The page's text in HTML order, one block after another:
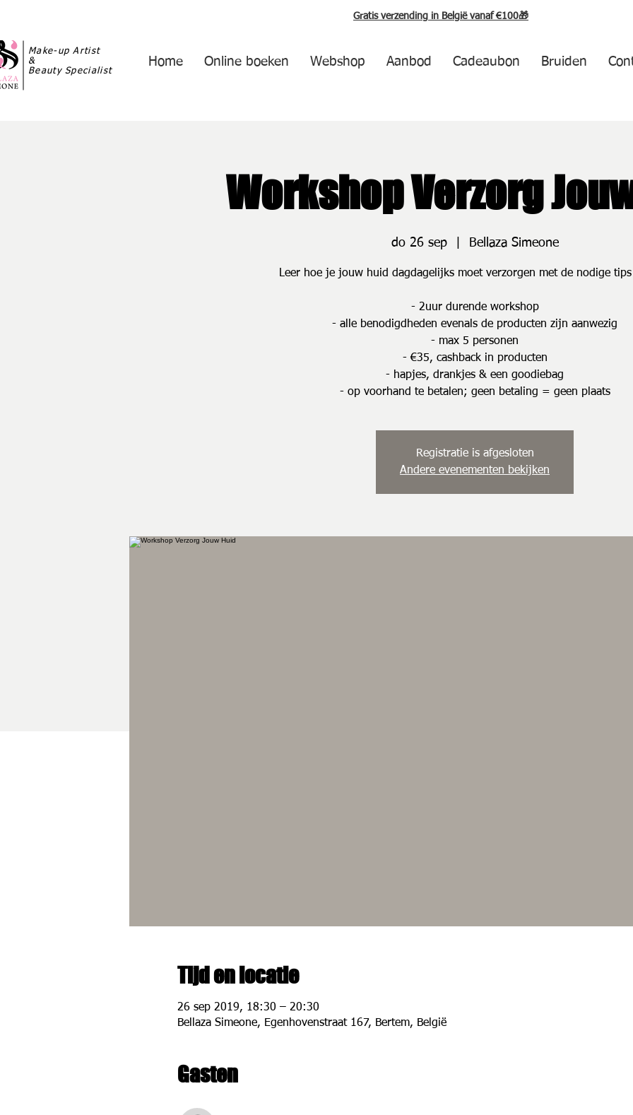
Make-up Artist
&
Beauty Specialist
Home Online boeken Webshop Aanbod Cadeaubon Bruiden
Workshop Verzorg
do 26 sep
  |
Bellaza Simeone
Leer hoe je jouw huid dagdagelijks moet verzorgen met de nodige
- 2uur durende workshop
- alle benodigdheden evenals de producten zijn aanwezig
- max 5 personen
- €35, cashback in producten
- hapjes, drankjes & een goodiebag
- op voorhand te betalen; geen betaling = geen plaats
Registratie is afgesloten
Andere evenementen bekijken
Tijd en locatie
26 sep 2019, 18:30 – 20:30
Bellaza Simeone, Egenhovenstraat 167, Bertem, België
Gasten
Gratis verzending in België vanaf €100🎁